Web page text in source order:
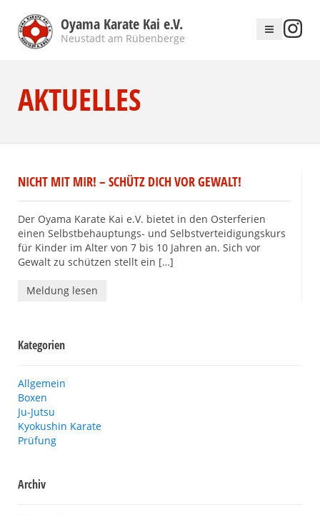
Oyama Karate Kai e.V.
Neustadt am Rübenberge
AKTUELLES
NICHT MIT MIR! – SCHÜTZ DICH VOR GEWALT!
Der Oyama Karate Kai e.V. bietet in den Osterferien
einen Selbstbehauptungs- und Selbstverteidigungskurs
für Kinder im Alter von 7 bis 10 Jahren an. Sich vor
Gewalt zu schützen stellt ein […]
Meldung lesen
Kategorien
Allgemein
Boxen
Ju-Jutsu
Kyokushin Karate
Prüfung
Archiv